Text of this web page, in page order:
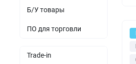
Б/У товары
ПО для торговли
Trade-in